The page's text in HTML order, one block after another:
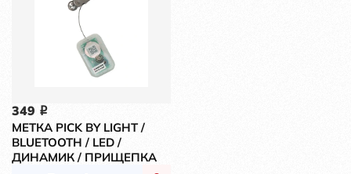
349 i
МЕТКА PICK BY LIGHT /
BLUETOOTH / LED /
ДИНАМИК / ПРИЩЕПКА